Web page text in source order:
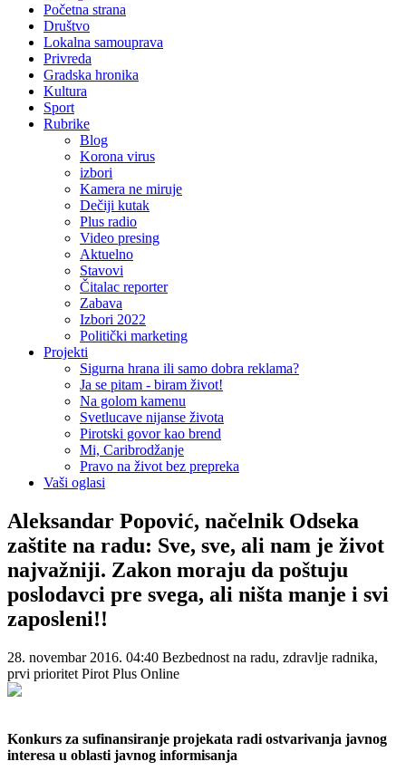
Pretraga
Početna strana
Društvo
Lokalna samouprava
Privreda
Gradska hronika
Kultura
Sport
Rubrike
Blog
Korona virus
izbori
Kamera ne miruje
Dečiji kutak
Plus radio
Video presing
Aktuelno
Stavovi
Čitalac reporter
Zabava
Izbori 2022
Politički marketing
Projekti
Sigurna hrana ili samo dobra reklama?
Ja se pitam - biram život!
Na golom kamenu
Svetlucave nijanse života
Pirotski govor kao brend
Mi, Caribrodžanje
Pravo na život bez prepreka
Aleksandar Popović, načelnik Odseka
zaštite na radu: Sve, sve, ali nam je život
najvažniji. Zakon moraju da poštuju
poslodavci pre svega, ali ništa manje i svi
zaposleni!!
28. novembar 2016. 04:40 Bezbednost na radu, zdravlje radnika,
prvi prioritet
Konkurs za sufinansiranje projekata radi ostvarivanja javnog